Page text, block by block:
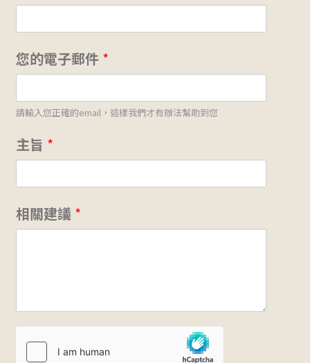
您的電子郵件 *
請輸入您正確的email，這樣我們才有辦法幫助到您
*
*
*
主旨 *
相關建議 *